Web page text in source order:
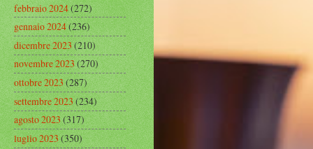
febbraio 2024(272)
gennaio 2024(236)
dicembre 2023(210)
novembre 2023(270)
ottobre 2023(287)
settembre 2023(234)
agosto 2023(317)
luglio 2023(350)